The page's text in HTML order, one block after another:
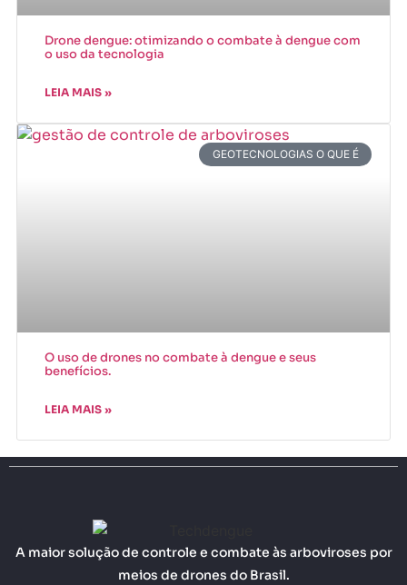
Drone dengue: otimizando o combate à dengue com
o uso da tecnologia
LEIA MAIS »
GEOTECNOLOGIAS O QUE É
O uso de drones no combate à dengue e seus
benefícios.
LEIA MAIS »
A maior solução de controle e combate às arboviroses por
meios de drones do Brasil.